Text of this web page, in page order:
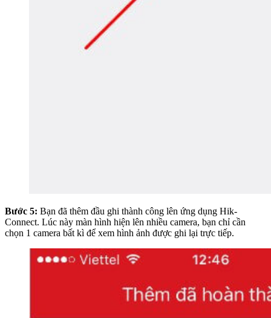
Bước 5: Bạn đã thêm đầu ghi thành công lên ứng dụng Hik-
Connect. Lúc này màn hình hiện lên nhiều camera, bạn chỉ cần
chọn 1 camera bất kì để xem hình ảnh được ghi lại trực tiếp.